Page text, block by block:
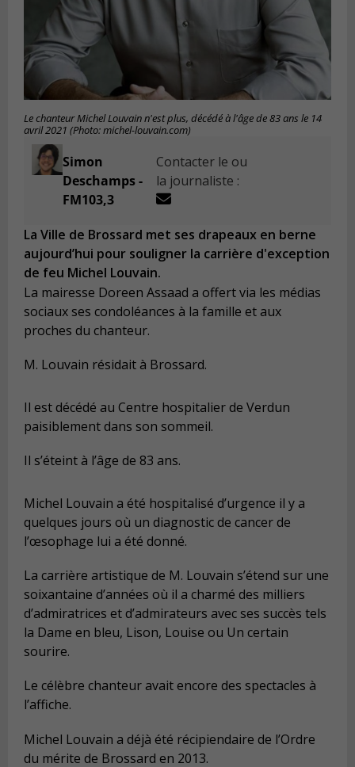
Le chanteur Michel Louvain n'est plus, décédé à l'âge de 83 ans le 14
avril 2021 (Photo: michel-louvain.com)
Simon
Deschamps -
FM103,3
Contacter le ou
la journaliste :
La Ville de Brossard met ses drapeaux en berne
aujourd’hui pour souligner la carrière d'exception
de feu Michel Louvain.
La mairesse Doreen Assaad a offert via les médias
sociaux ses condoléances à la famille et aux
proches du chanteur.
M. Louvain résidait à Brossard.
Il est décédé au Centre hospitalier de Verdun
paisiblement dans son sommeil.
Il s’éteint à l’âge de 83 ans.
Michel Louvain a été hospitalisé d’urgence il y a
quelques jours où un diagnostic de cancer de
l’œsophage lui a été donné.
La carrière artistique de M. Louvain s’étend sur une
soixantaine d’années où il a charmé des milliers
d’admiratrices et d’admirateurs avec ses succès tels
la Dame en bleu, Lison, Louise ou Un certain
sourire.
Le célèbre chanteur avait encore des spectacles à
l’affiche.
Michel Louvain a déjà été récipiendaire de l’Ordre
du mérite de Brossard en 2013.